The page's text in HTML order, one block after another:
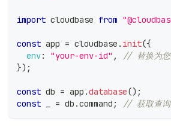
import cloudbase from
const app = cloudbase . init({
env: "your-env-id" ,
// 替换为
}) ;
const db = app .database() ;
const
= db .command ; // 获取查询